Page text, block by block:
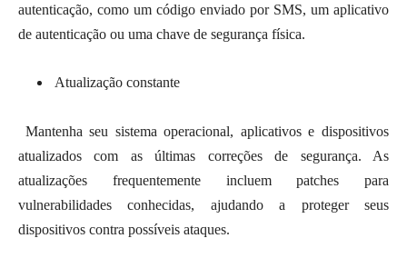
autenticação, como um código enviado por SMS, um aplicativo
de autenticação ou uma chave de segurança física.
Atualização constante
Mantenha seu sistema operacional, aplicativos e dispositivos
atualizados com as últimas correções de segurança. As
atualizações frequentemente incluem patches para
vulnerabilidades conhecidas, ajudando a proteger seus
dispositivos contra possíveis ataques.